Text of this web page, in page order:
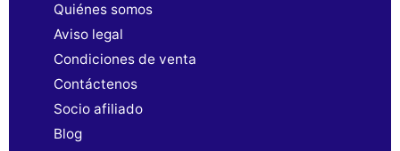
Quiénes somos
Aviso legal
Condiciones de venta
Contáctenos
Socio afiliado
Blog